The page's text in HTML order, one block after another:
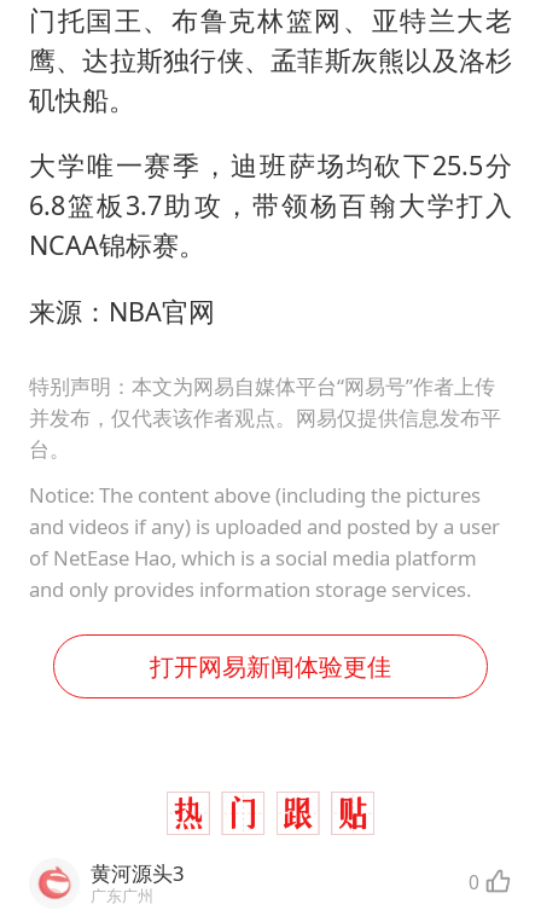
门托国王、布鲁克林篮网、亚特兰大老
鹰、达拉斯独行侠、孟菲斯灰熊以及洛杉
矶快船。
大学唯一赛季，迪班萨场均砍下25.5分
6.8篮板3.7助攻，带领杨百翰大学打入
NCAA锦标赛。
来源：NBA官网
特别声明：本文为网易自媒体平台“网易号”作者上传
并发布，仅代表该作者观点。网易仅提供信息发布平
台。
Notice: The content above (including the pictures
and videos if any) is uploaded and posted by a user
of NetEase Hao, which is a social media platform
and only provides information storage services.
打开网易新闻体验更佳
黄河源头3
广东广州 0